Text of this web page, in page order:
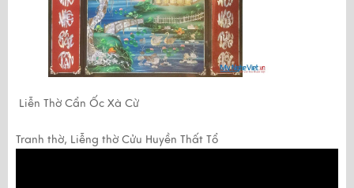
Liễn Thờ Cẩn Ốc Xà Cừ
Tranh thờ, Liễng thờ Cửu Huyền Thất Tổ